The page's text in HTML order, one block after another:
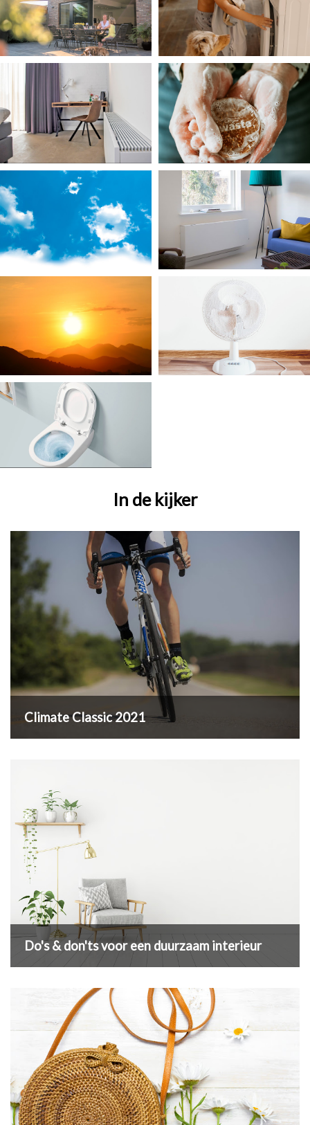
In de kijker
Climate Classic 2021
Do's & don'ts voor een duurzaam interieur